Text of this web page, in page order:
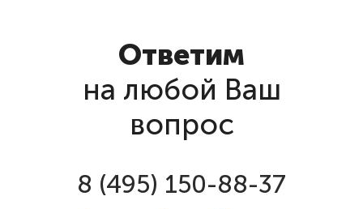
Ответим
на любой Ваш
вопрос
8 (495) 150-88-37